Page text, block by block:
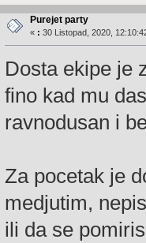
Purejet party
« : 30 Listopad, 2020,
Dosta ekipe je
fino kad mu
ravnodusan i
Za pocetak je
medjutim,
ili da se